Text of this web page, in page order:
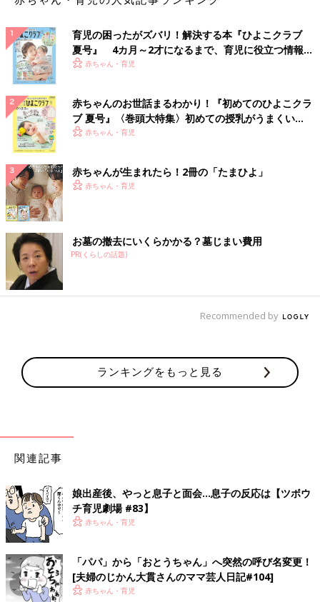
本当は2歳の誕生日頃に行こうと計画していたのですが、2020年
いう時期でした。
しばらくはやめておこうということで、コロナも落ち着いていた
秋頃にようやく行くことができました。
とは言え、なんだかんだで一番楽しんでいたのはパンダ好きの私
で、息子は動物よりも食べ物の方に夢中になっている、まさに花
より団子の構図。
その後も、「動物園行ったの覚えてる？」と私が聞いても、そこ
まで良い反応が返ってくることはありませんでした。
し始めた息子。
しかも、ただの「動物園」ではなく、はっきりと「上野動物園」
と言っていたことにも驚きました。
またある朝は、
「僕のケータイどこ！？」
の頃、知育アプリや動画などを私が昔使っていた
おもちゃと一緒スマートフォンを宝物にしていた息子。
しかしその後、目が悪くなってしまいそうだからという理由で、
子。
しの奥に見つけた際には、「やったー！僕のケータイ！！」と、
とても嬉しそうでした。
こんな風に、突然昔の記憶を夢で思い出すようになった息子。
まだまだ解明されていないことが多い「夢」や、人類の「脳」の
不思議を感じざるを得ないここ最近です。
育児の困ったがズバリ！解決する本『ひよこクラブ
夏号』 4カ月～2才になるまで、育児に役立つ情報が
いっぱい！
赤ちゃん・育児
赤ちゃんのお世話まるわかり！『初めてのひよこクラ
ブ 夏号』〈巻頭大特集〉初めての授乳がうまくい
く！ おっぱい・ミルクの基本と夏のトラブル 解決テ
赤ちゃん・育児
赤ちゃんが生まれたら！2冊の「たまひよ」
赤ちゃん・育児
お墓の撤去にいくらかかる？墓じまい費用
PR(くらしの話題)
Recommended by
ランキングをもっと見る
関連記事
娘出産後、やっと息子と面会…息子の反応は【ツボウ
チ育児劇場 #83】
赤ちゃん・育児
「パパ」から「おとうちゃん」へ突然の呼び名変更！
[夫婦のじかん大貫さんのママ芸人日記#104]
赤ちゃん・育児